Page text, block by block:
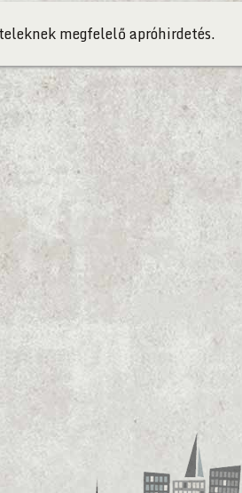
megfelelő apróhirdetés.